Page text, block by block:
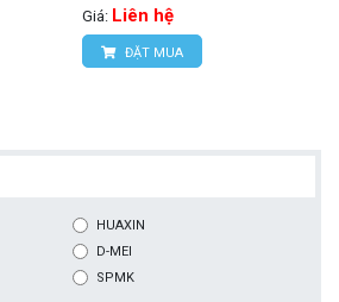
Giá: Liên hệ
ĐẶT MUA
HUAXIN
D-MEI
SPMK